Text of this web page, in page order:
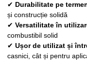
✔ Durabilitate pe
și construcție solidă
✔ Versatilitate în
combustibil solid
✔ Ușor de utilizat și
casnici, cât și pentru